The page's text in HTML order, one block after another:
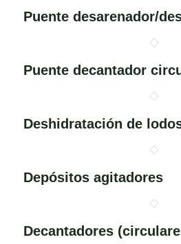
Puente desarenador/
Puente decantador
Deshidratación de
Depósitos agitadores
Decantadores